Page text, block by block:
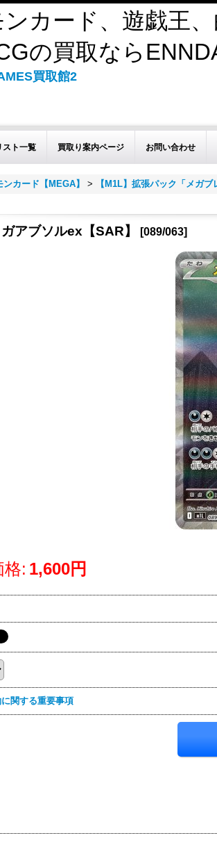
カード、遊戯王
の買取なら
買取館2
スト一覧 買取り案内ページ お問い合わせ
ンカード【MEGA】 > 【M1L】拡張パック「メガブ
ガアブソルex【SAR】 [089/063]
格: 1,600円
関する重要事項